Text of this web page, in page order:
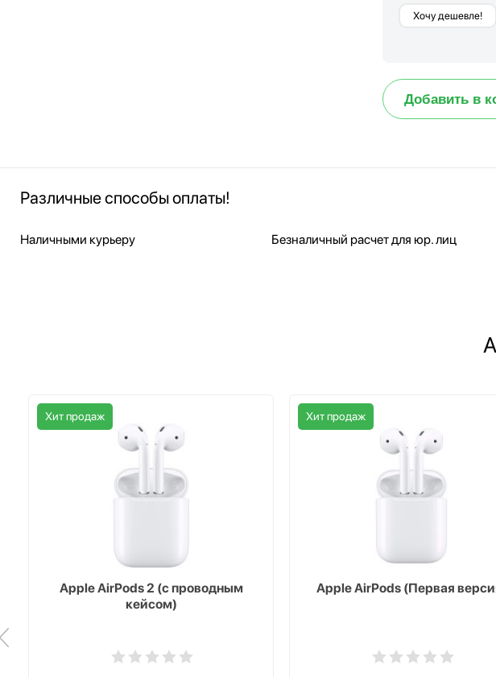
Хочу дешевле!
Добавить в
Различные способы оплаты!
Наличными курьеру Безналичный расчет для юр. лиц
Хит продаж
Apple AirPods 2 (с проводным
кейсом)
Хит продаж
Apple AirPods (Первая